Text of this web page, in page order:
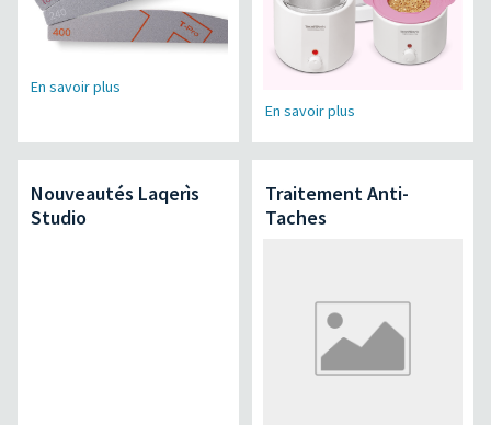
En savoir plus
En savoir plus
Nouveautés Laqerìs
Studio
Traitement Anti-
Taches